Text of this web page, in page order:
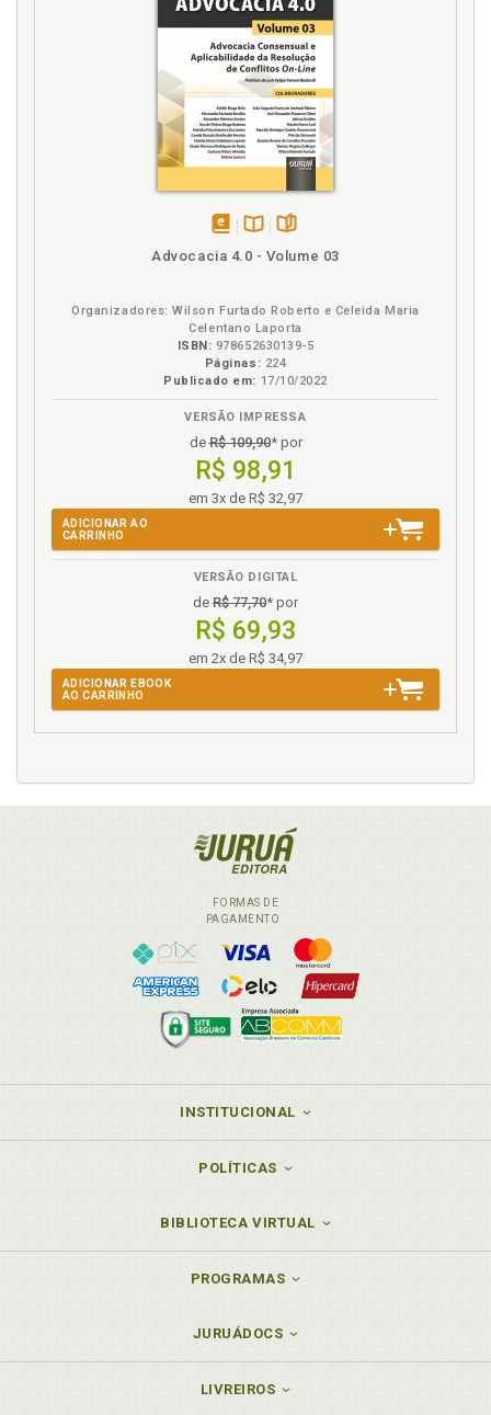
Advocacia 4.0 - Volume 03
Organizadores: Wilson Furtado Roberto e Celeida Maria
Celentano Laporta
ISBN: 978652630139-5
Páginas: 224
Publicado em: 17/10/2022
VERSÃO IMPRESSA
deR$ 109,90* por
R$ 98,91
em 3x de R$ 32,97
ADICIONAR AO
CARRINHO
VERSÃO DIGITAL
de R$ 77,70* por
R$ 69,93
em 2x de R$ 34,97
ADICIONAR EBOOK
AO CARRINHO
FORMAS DE
PAGAMENTO
INSTITUCIONAL
POLÍTICAS
BIBLIOTECA VIRTUAL
PROGRAMAS
JURUÁDOCS
LIVREIROS